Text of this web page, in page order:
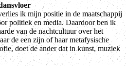
ik mijn positie in de maatschappij
politiek en media. Daardoor ben ik
van de nachtcultuur over het
de een zijn of haar metafysische
doet de ander dat in kunst, muziek